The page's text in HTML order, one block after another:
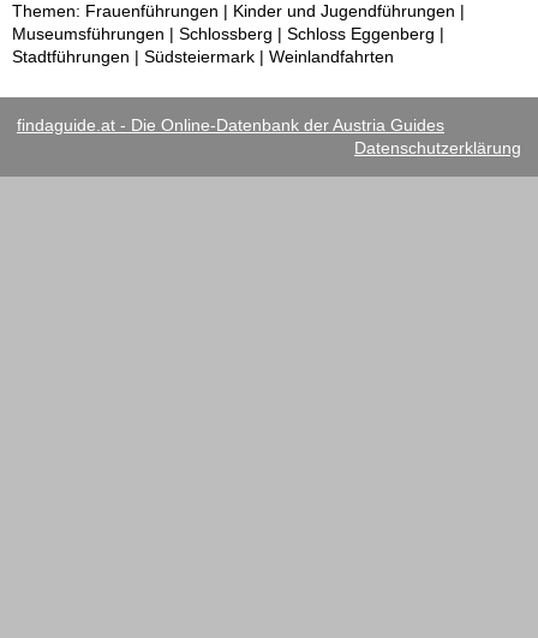
Themen: Frauenführungen | Kinder und Jugendführungen |
Museumsführungen | Schlossberg | Schloss Eggenberg |
Stadtführungen | Südsteiermark | Weinlandfahrten
findaguide.at - Die Online-Datenbank der Austria Guides
Datenschutzerklärung